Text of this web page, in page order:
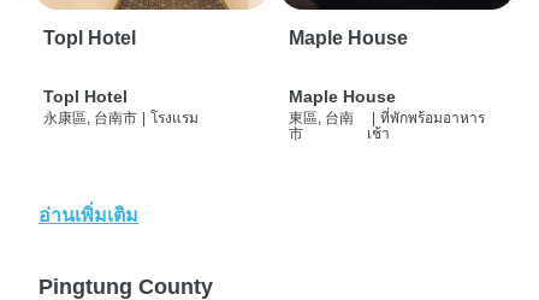
Topl Hotel
Topl Hotel
永康區, 台南市 | โรงแรม
Maple House
Maple House
東區, 台南
市
| ที่พักพร้อมอาหาร
เช้า
อ่านเพิ่มเติม
Pingtung County